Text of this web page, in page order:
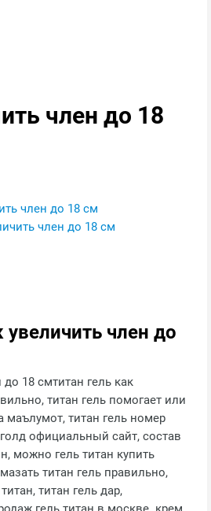
член до 18
член до 18 см
член до 18 см
член до
титан гель как
титан гель помогает или
маълумот, титан гель номер
официальный сайт, состав
можно гель титан купить
титан гель правильно,
титан гель дар,